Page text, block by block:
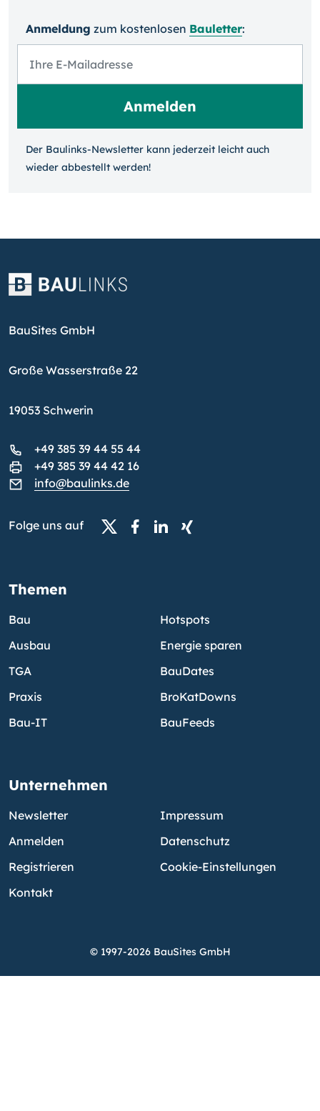
Anmeldung zum kosten­losen Bauletter:
Der Baulinks-Newsletter kann jeder­zeit leicht auch
wieder ab­bestellt werden!
BauSites GmbH
Große Wasserstraße 22
19053 Schwerin
+49 385 39 44 55 44
+49 385 39 44 42 16
info@baulinks.de
Folge uns auf
Themen
Bau
Ausbau
TGA
Praxis
Bau-IT
Hotspots
Energie sparen
BauDates
BroKatDowns
BauFeeds
Unternehmen
Newsletter
Anmelden
Registrieren
Kontakt
Impressum
Datenschutz
Cookie-Einstellungen
© 1997-2026 BauSites GmbH